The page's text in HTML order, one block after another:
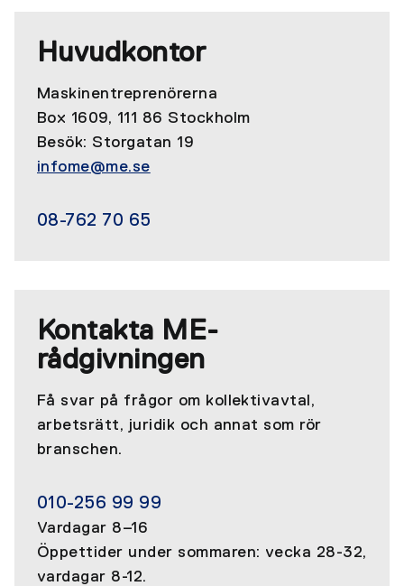
Huvudkontor
Maskinentreprenörerna
Box 1609, 111 86 Stockholm
Besök: Storgatan 19
infome@me.se
08-762 70 65
Kontakta ME-
rådgivningen
Få svar på frågor om kollektivavtal,
arbetsrätt, juridik och annat som rör
branschen.
010-256 99 99
Vardagar 8–16
Öppettider under sommaren: vecka 28-32,
vardagar 8-12.